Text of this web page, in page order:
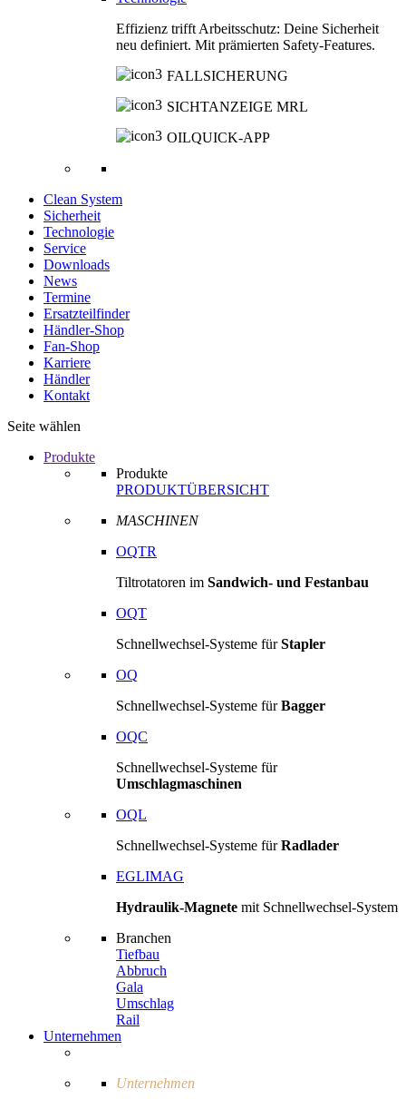
Effizienz trifft Arbeitsschutz: Deine Sicherheit
neu definiert. Mit prämierten Safety-Features.
FALLSICHERUNG
SICHTANZEIGE MRL
OILQUICK-APP
Clean System
Sicherheit
Technologie
Service
Downloads
News
Termine
Ersatzteilfinder
Händler-Shop
Fan-Shop
Karriere
Händler
Kontakt
Seite wählen
Produkte
Produkte
PRODUKTÜBERSICHT
MASCHINEN
OQTR
Tiltrotatoren im Sandwich- und Festanbau
OQT
Schnellwechsel-Systeme fürStapler
OQ
Schnellwechsel-Systeme fürBagger
OQC
Schnellwechsel-Systeme für
Umschlagmaschinen
OQL
Schnellwechsel-Systeme fürRadlader
EGLIMAG
Hydraulik-Magnete mit Schnellwechsel-System
Branchen
Tiefbau
Abbruch
Gala
Umschlag
Rail
Unternehmen
Unternehmen